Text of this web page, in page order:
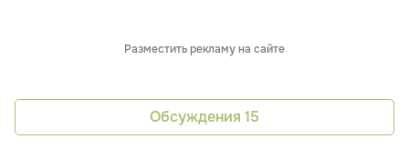
Разместить рекламу на сайте
Обсуждения 15